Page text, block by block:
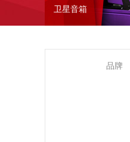
卫星音箱
品牌